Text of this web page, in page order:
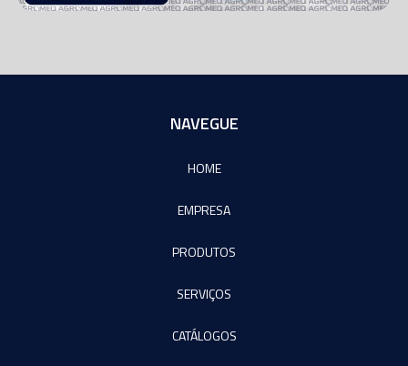
NAVEGUE
HOME
EMPRESA
PRODUTOS
SERVIÇOS
CATÁLOGOS